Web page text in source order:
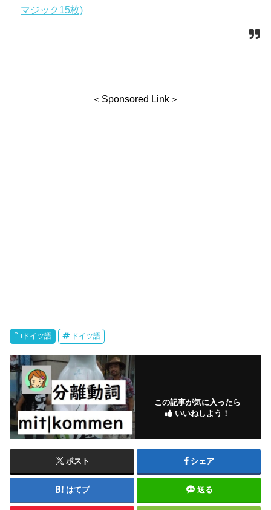
マジック15枚)
＜Sponsored Link＞
ドイツ語 ドイツ語
この記事が気に入ったら
いいねしよう！
ポスト シェア
はてブ 送る